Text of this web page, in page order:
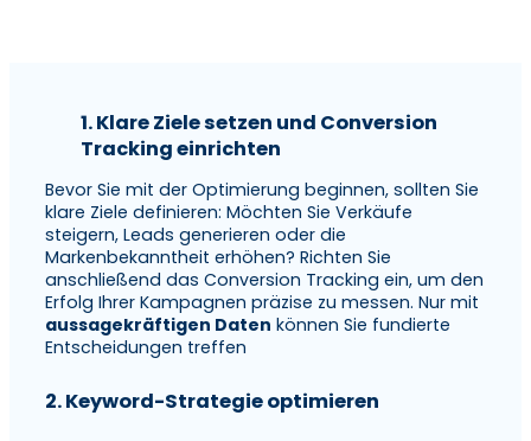
1. Klare Ziele setzen und Conversion
Tracking einrichten
Bevor Sie mit der Optimierung beginnen, sollten Sie
klare Ziele definieren: Möchten Sie Verkäufe
steigern, Leads generieren oder die
Markenbekanntheit erhöhen? Richten Sie
anschließend das Conversion Tracking ein, um den
Erfolg Ihrer Kampagnen präzise zu messen. Nur mit
aussagekräftigen Daten können Sie fundierte
Entscheidungen treffen
2. Keyword-Strategie optimieren